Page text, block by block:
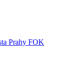
Prahy FOK